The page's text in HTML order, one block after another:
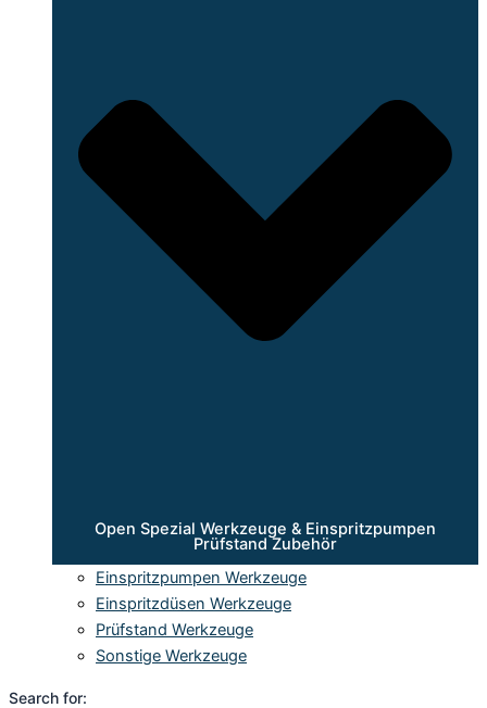
Open Spezial Werkzeuge & Einspritzpumpen
Prüfstand Zubehör
Einspritzpumpen Werkzeuge
Einspritzdüsen Werkzeuge
Prüfstand Werkzeuge
Sonstige Werkzeuge
Search for: